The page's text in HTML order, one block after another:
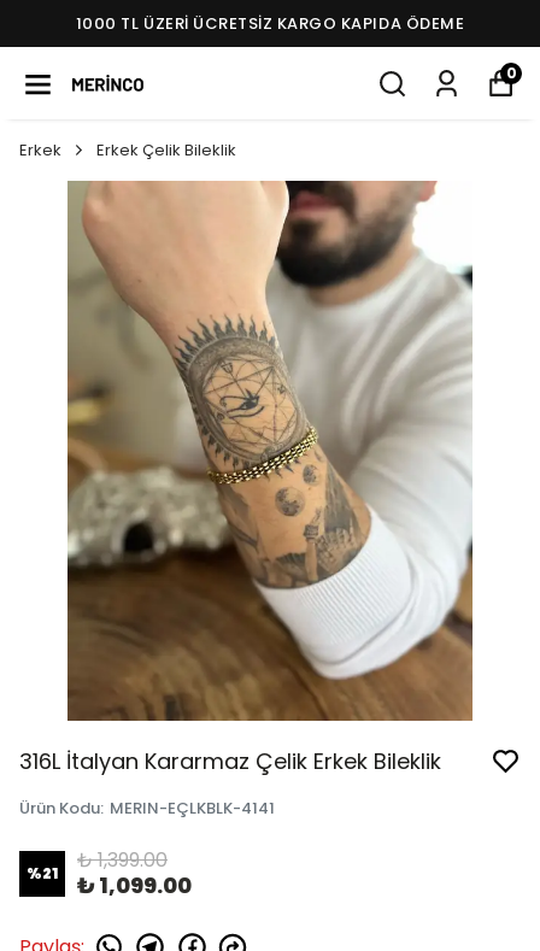
1000 TL ÜZERI ÜCRETSIZ KARGO KAPIDA ÖDEME
0
Erkek Erkek Çelik Bileklik
316L İtalyan Kararmaz Çelik Erkek Bileklik
Ürün Kodu: MERIN-EÇLKBLK-4141
%21 ₺ 1,399.00
₺ 1,099.00